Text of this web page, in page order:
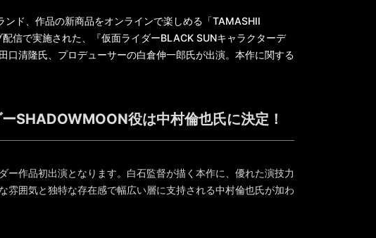
ド、作品の新商品をオンラインで楽しめる「TAMASHII
信で実施された、『仮面ライダーBLACK SUNキャラクターデ
清隆氏、プロデューサーの白倉伸一郎氏が出演。本作に関する
SHADOWMOON役は中村倫也氏に決定！
作品初出演となります。白石監督が描く本作に、優れた演技力
囲気と独特な存在感で幅広い層に支持される中村倫也氏が加わ